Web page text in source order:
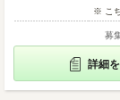
※ こ
募
詳細